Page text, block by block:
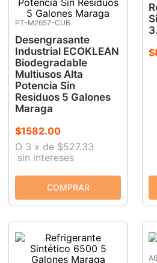
PT-M2657-CUB
Desengrasante
Industrial ECOKLEAN
Biodegradable
Multiusos Alta
Potencia Sin
Residuos 5 Galones
Maraga
$1582.00
O 3 x de $527.33
sin intereses
$